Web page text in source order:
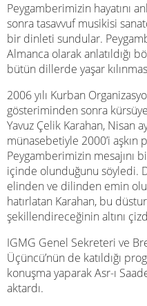
Peygamberimizin hayatını
sonra tasavvuf musikisi
bir dinleti sundular.
Almanca olarak anlatıldığı
bütün dillerde yaşar
2006 yılı Kurban
gösteriminden sonra
Yavuz Çelik Karahan, Nisan
münasebetiyle 2000’i
Peygamberimizin mesajını
içinde olunduğunu söyledi.
elinden ve dilinden emin
hatırlatan Karahan, bu
şekillendireceğinin altını
IGMG Genel Sekreteri ve
Üçüncü’nün de katıldığı
konuşma yaparak Asr-ı
aktardı.